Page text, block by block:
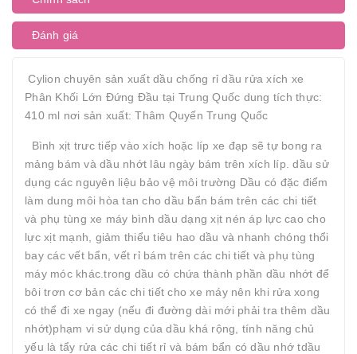
Đánh giá
Cylion chuyên sản xuất dầu chống rỉ dầu rửa xích xe
Phân Khối Lớn Đứng Đầu tại Trung Quốc dung tích thực:
410 ml nơi sản xuất: Thâm Quyến Trung Quốc
Bình xịt trưc tiếp vào xích hoặc líp xe đạp sẽ tự bong ra
mảng bám và dầu nhớt lâu ngày bám trên xích líp. dầu sử
dụng các nguyên liệu bảo vệ môi trường Dầu có đặc điểm
làm dung môi hòa tan cho dầu bẩn bám trên các chi tiết
và phụ tùng xe máy bình dầu dạng xịt nén áp lực cao cho
lực xịt mạnh, giảm thiểu tiêu hao dầu và nhanh chóng thổi
bay các vết bẩn, vết rỉ bám trên các chi tiết và phụ tùng
máy móc khác.trong dầu có chứa thành phần dầu nhớt để
bôi trơn cơ bản các chi tiết cho xe máy nên khi rửa xong
có thể đi xe ngay (nếu đi đường dài mới phải tra thêm dầu
nhớt)phạm vi sử dụng của dầu khá rộng, tính năng chủ
yếu là tẩy rửa các chi tiết rỉ và bám bẩn có dầu nhớ tdầu